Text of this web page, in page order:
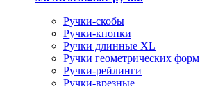
Ручки-скобы
Ручки-кнопки
Ручки длинные XL
Ручки геометрических форм
Ручки-рейлинги
Ручки-врезные